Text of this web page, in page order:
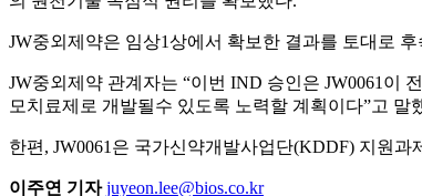
JW중외제약은 임상1상에서 확보한 결과를 토대로
JW중외제약 관계자는 “이번 IND 승인은 JW0061이
모치료제로 개발될수 있도록 노력할 계획이다”고 말
한편, JW0061은 국가신약개발사업단(KDDF) 지원
이주연 기자 juyeon.lee@bios.co.kr